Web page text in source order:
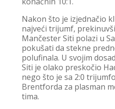
Nakon što je izjednačio
najveći trijumf,
Mančester Siti polazi u
pokušati da stekne
polufinala. U svojim
Siti je olako preskočio
nego što je sa 2:0
Brentforda za plasman
tima.